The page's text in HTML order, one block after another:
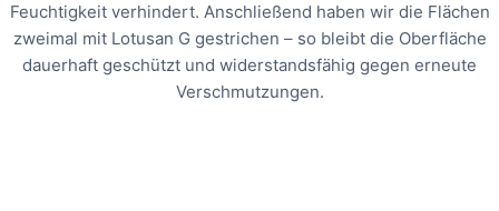
Feuchtigkeit verhindert. Anschließend haben wir die Flächen
zweimal mit Lotusan G gestrichen – so bleibt die Oberfläche
dauerhaft geschützt und widerstandsfähig gegen erneute
Verschmutzungen.